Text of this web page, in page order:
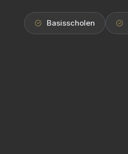
Basisscholen